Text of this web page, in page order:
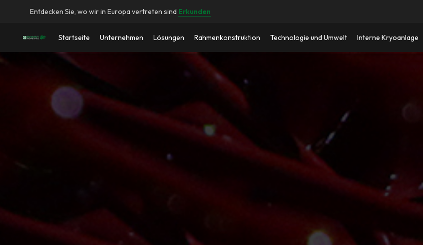
Entdecken Sie, wo wir in Europa vertreten sind Erkunden
Startseite Unternehmen Lösungen Rahmenkonstruktion Technologie und Umwelt Interne Kryoanlage